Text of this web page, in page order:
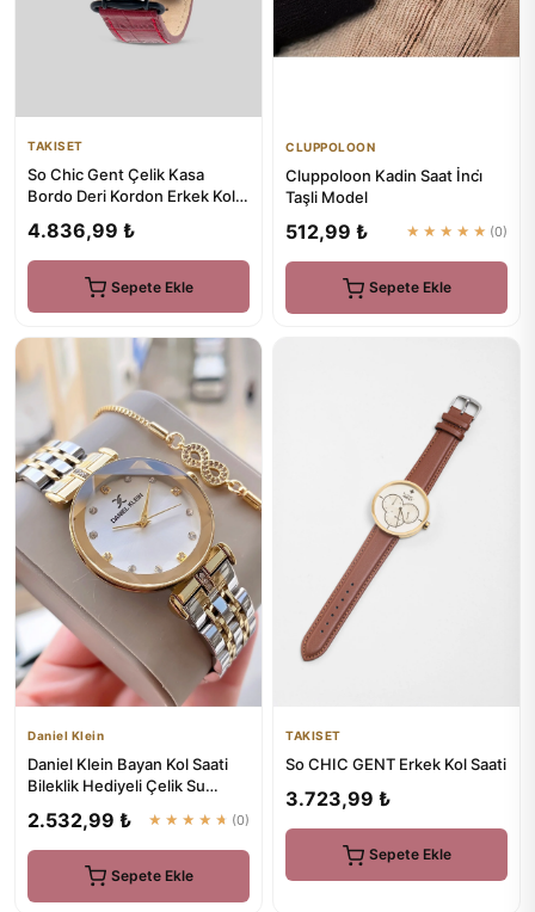
TAKISET
So Chic Gent Çelik Kasa
Bordo Deri Kordon Erkek Kol
4.836,99 ₺
Sepete Ekle
CLUPPOLOON
Cluppoloon Kadin Saat İnci̇
Taşli Model
512,99 ₺ ★★★★★ (0)
Sepete Ekle
Daniel Klein
Daniel Klein Bayan Kol Saati
Bileklik Hediyeli Çelik Su
2.532,99 ₺ ★★★★★ (0)
Sepete Ekle
TAKISET
So CHIC GENT Erkek Kol Saati
3.723,99 ₺
Sepete Ekle